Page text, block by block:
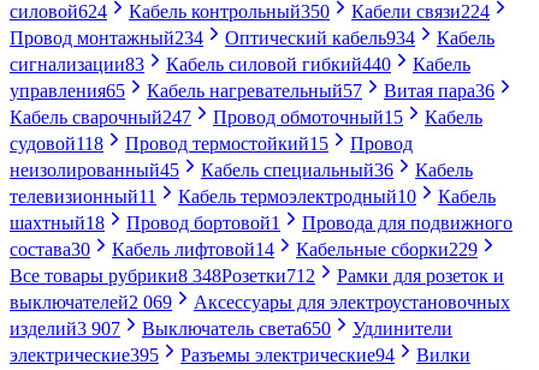
силовой624 Кабель контрольный350 Кабели связи224
Провод монтажный234 Оптический кабель934
Кабель
сигнализации83 Кабель силовой гибкий440
Кабель
управления65 Кабель нагревательный57 Витая пара36
Кабель сварочный247 Провод обмоточный15
Кабель
судовой118 Провод термостойкий15
Провод
неизолированный45 Кабель специальный36
Кабель
телевизионный11 Кабель термоэлектродный10
Кабель
шахтный18 Провод бортовой1
Провода для подвижного
состава30 Кабель лифтовой14 Кабельные сборки229
Все товары рубрики8 348Розетки712
Рамки для розеток и
выключателей2 069
Аксессуары для электроустановочных
изделий3 907 Выключатель света650
Удлинители
электрические395 Разъемы электрические94
Вилки